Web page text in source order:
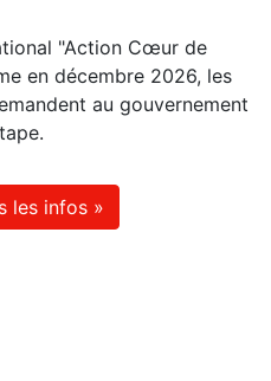
"Action Cœur de
en décembre 2026, les
au gouvernement
les infos »